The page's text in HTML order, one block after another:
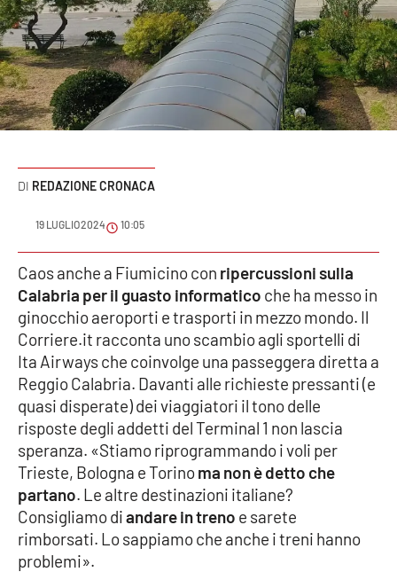
Sanità
Sport
Cultura
Podcast
Meteo
Editoriali
VIDEO
Ambiente
Cronaca
Cultura
Economia e Lavoro
Politica
REDAZIONE CRONACA
19 LUGLIO 2024 10:05
Caos anche a Fiumicino con ripercussioni sulla
Calabria per il guasto informatico che ha messo in
ginocchio aeroporti e trasporti in mezzo mondo. Il
Corriere.it racconta uno scambio agli sportelli di
Ita Airways che coinvolge una passeggera diretta a
Reggio Calabria. Davanti alle richieste pressanti (e
quasi disperate) dei viaggiatori il tono delle
risposte degli addetti del Terminal 1 non lascia
speranza. «Stiamo riprogrammando i voli per
Trieste, Bologna e Torinoma non è detto che
partano. Le altre destinazioni italiane?
Consigliamo diandare in treno e sarete
rimborsati. Lo sappiamo che anche i treni hanno
problemi».